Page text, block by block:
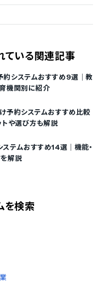
ている関連記事
約システムおすすめ9選｜教
機関別に紹介
予約システムおすすめ比較
や選び方も解説
テムおすすめ14選｜機能・
解説
を検索